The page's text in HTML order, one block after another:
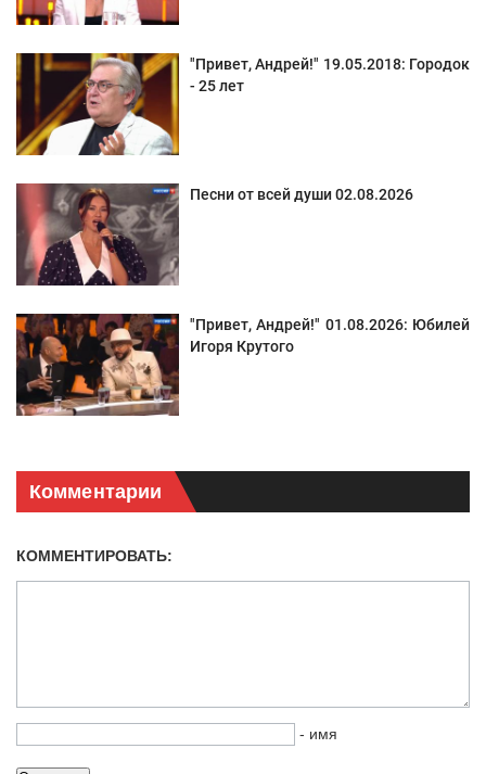
"Привет, Андрей!" 19.05.2018: Городок
- 25 лет
Песни от всей души 02.08.2026
"Привет, Андрей!" 01.08.2026: Юбилей
Игоря Крутого
Комментарии
КОММЕНТИРОВАТЬ:
- имя